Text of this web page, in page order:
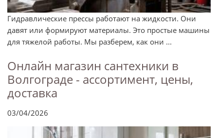
Гидравлические прессы работают на жидкости. Они
давят или формируют материалы. Это простые машины
для тяжелой работы. Мы разберем, как они ...
Онлайн магазин сантехники в
Волгограде - ассортимент, цены,
доставка
03/04/2026